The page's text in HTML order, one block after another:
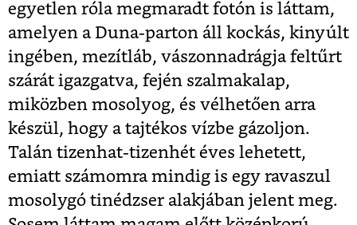
egyetlen róla megmaradt fotón is láttam,
amelyen a Duna-parton áll kockás, kinyúlt
ingében, mezítláb, vászonnadrágja feltűrt
szárát igazgatva, fején szalmakalap,
miközben mosolyog, és vélhetően arra
készül, hogy a tajtékos vízbe gázoljon.
Talán tizenhat-tizenhét éves lehetett,
emiatt számomra mindig is egy ravaszul
mosolygó tinédzser alakjában jelent meg.